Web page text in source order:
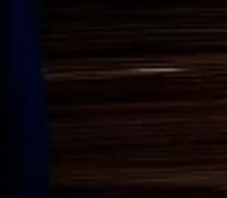
blive et problem, når
med læ, opbevaring og
eller materialer at
ses udfordringen
med haver,
der står ting
er det vigtigt at
tegn ikke udvikler sig til
eller omkring